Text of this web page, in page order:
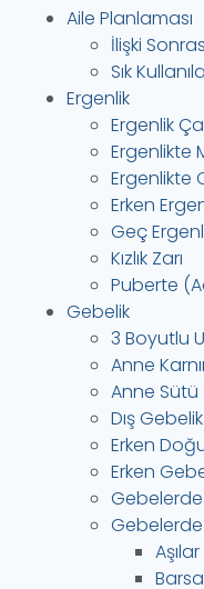
Aile Planlaması
İlişki
Sık
Ergenlik
Ergenlik
Ergenlikte
Ergenlikte
Erken
Geç
Kızlık Zarı
Puberte
Gebelik
3 Boyutlu
Anne
Anne Sütü
Dış Gebelik
Erken
Erken
Gebelerde
Aşılar